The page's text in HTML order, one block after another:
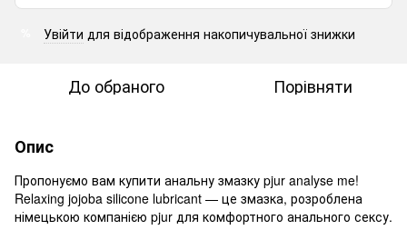
Увійти для відображення накопичувальної знижки
До обраного Порівняти
Опис
Пропонуємо вам купити анальну змазку pjur analyse me!
Relaxing jojoba silicone lubricant — це змазка, розроблена
німецькою компанією pjur для комфортного анального сексу.